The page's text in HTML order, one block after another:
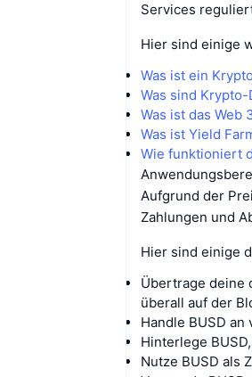
Services
Hier sind einige
Was ist ein
Was sind
Was ist das Web
Was ist Yield
Wie funktioniert
Aufgrund der
Zahlungen und
Hier sind einige
Übertrage deine
überall auf der
Handle BUSD
Hinterlege
Nutze BUSD als